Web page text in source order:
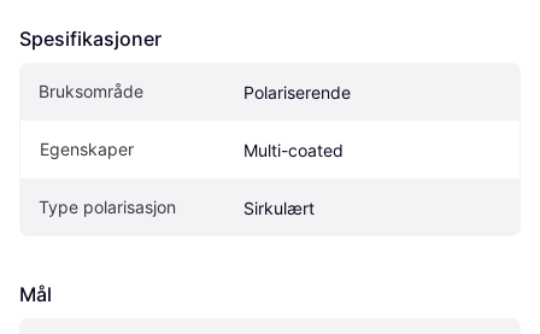
Spesifikasjoner
Bruksområde Polariserende
Egenskaper Multi-coated
Type polarisasjon Sirkulært
Mål